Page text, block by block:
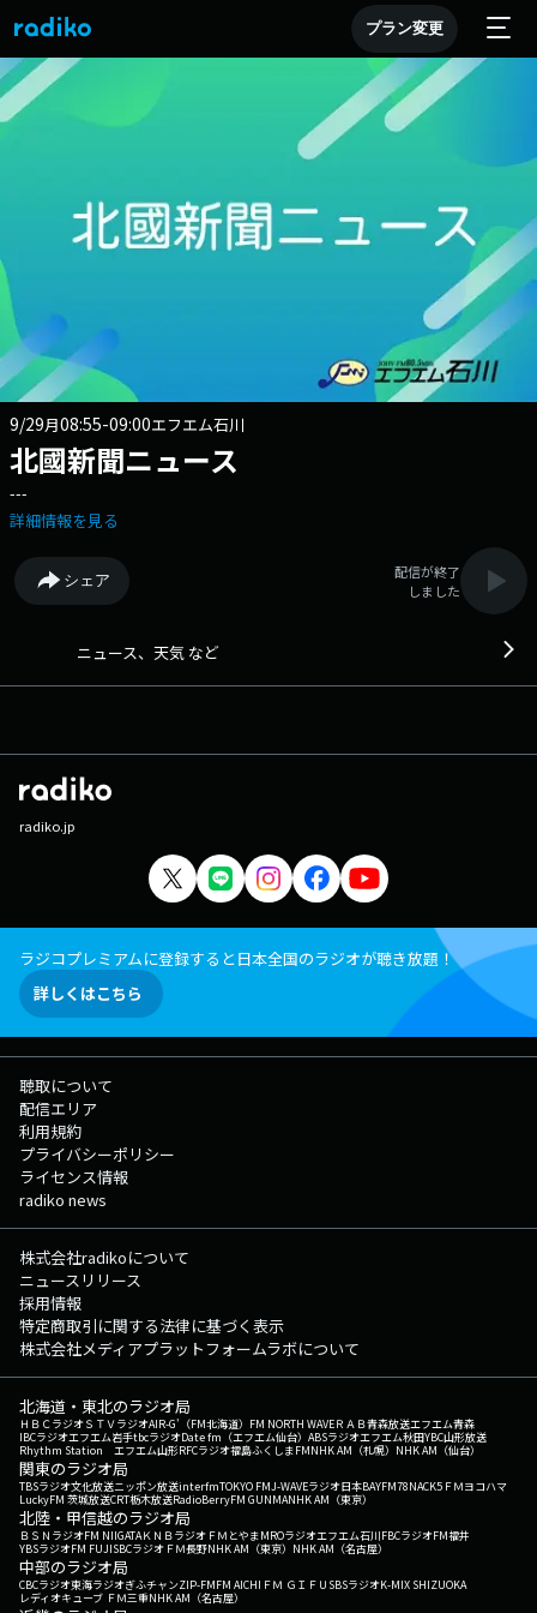
プラン変更
9/29月08:55-09:00エフエム石川
北國新聞ニュース
---
詳細情報を見る
シェア
配信が終了
しました
ニュース、天気 など
radiko.jp
ラジコプレミアムに登録すると日本全国のラジオが聴き放題！
詳しくはこちら
聴取について
配信エリア
利用規約
プライバシーポリシー
ライセンス情報
radiko news
株式会社radikoについて
ニュースリリース
採用情報
特定商取引に関する法律に基づく表示
株式会社メディアプラットフォームラボについて
北海道・東北のラジオ局
ＨＢＣラジオＳＴＶラジオAIR-G'（FM北海道） FM NORTH WAVEＲＡＢ青森放送エフエム青森
IBCラジオエフエム岩手tbcラジオDate fm（エフエム仙台） ABSラジオエフエム秋田YBC山形放送
Rhythm Station エフエム山形RFCラジオ福島ふくしまFMNHK AM（札幌） NHK AM（仙台）
関東のラジオ局
TBSラジオ文化放送ニッポン放送interfmTOKYO FMJ-WAVEラジオ日本BAYFM78NACK5 ＦＭヨコハマ
LuckyFM 茨城放送CRT栃木放送RadioBerryFM GUNMANHK AM（東京）
北陸・甲信越のラジオ局
ＢＳＮラジオFM NIIGATAＫＮＢラジオ ＦＭとやまMROラジオエフエム石川FBCラジオFM福井
YBSラジオFM FUJISBCラジオ ＦＭ長野NHK AM（東京） NHK AM（名古屋）
中部のラジオ局
CBCラジオ東海ラジオぎふチャンZIP-FMFM AICHI ＦＭ ＧＩＦＵ SBSラジオK-MIX SHIZUOKA
レディオキューブ ＦＭ三重NHK AM（名古屋）